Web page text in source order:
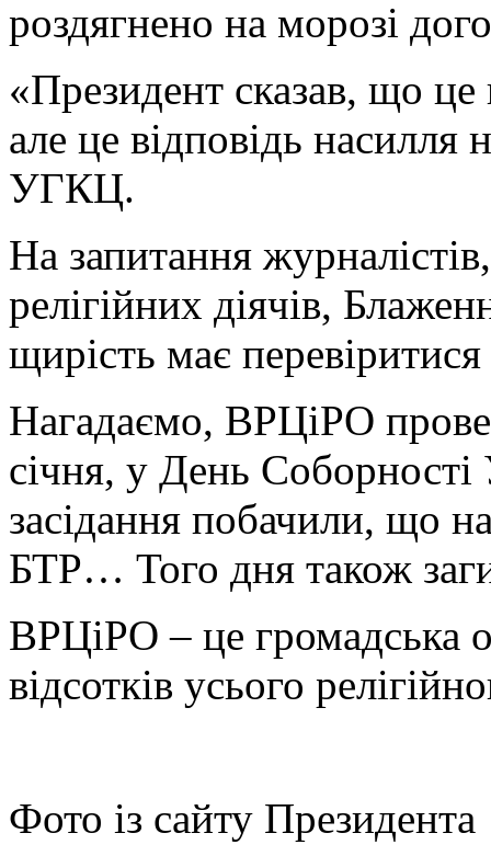
роздягнено на морозі
«Президент сказав, що
але це відповідь насилля
УГКЦ.
На запитання
релігійних діячів,
щирість має
Нагадаємо, ВРЦіРО
січня, у День
засідання побачили, що
БТР… Того дня також
ВРЦіРО – це громадська
відсотків усього
Фото із сайту Президента